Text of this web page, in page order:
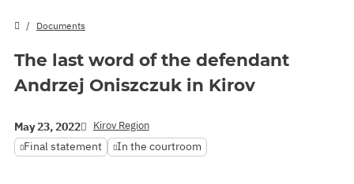
Documents
The last word of the defendant
Andrzej Oniszczuk in Kirov
May 23, 2022 Kirov Region
Final statement In the courtroom